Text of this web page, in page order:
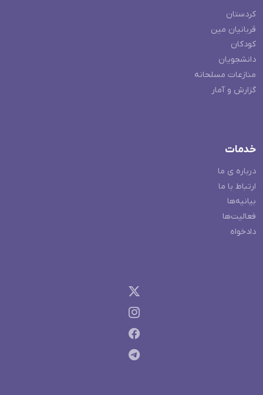
کردستان
قربانیان مین
کودکان
دانشجویان
منازعات مسلحانه
گزارش و آمار
خدمات
درباره ی ما
ارتباط با ما
بیانیه‌ها
فعالیت‌ها
دادخواه